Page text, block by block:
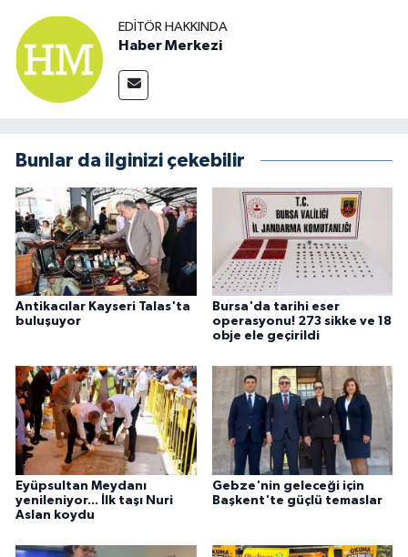
EDITÖR HAKKINDA
Haber Merkezi
Bunlar da ilginizi çekebilir
Antikacılar Kayseri Talas'ta
buluşuyor
Bursa'da tarihi eser
operasyonu! 273 sikke ve 18
obje ele geçirildi
Eyüpsultan Meydanı
yenileniyor... İlk taşı Nuri
Aslan koydu
Gebze'nin geleceği için
Başkent'te güçlü temaslar